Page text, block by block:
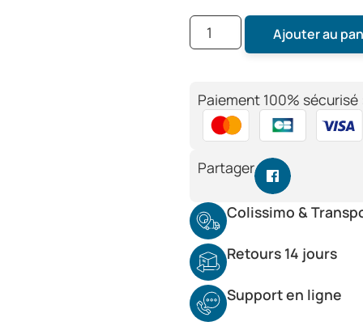
Ajouter au
Paiement 100% sécurisé
Partager
Colissimo &
Retours 14 jours
Support en ligne